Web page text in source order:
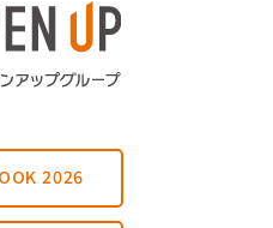
2026